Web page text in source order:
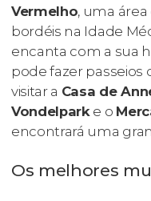
Vermelho, uma
bordéis na Idade
encanta com a sua
pode fazer passeios
visitar a Casa de
Vondelpark e o
encontrará uma
Os melhores